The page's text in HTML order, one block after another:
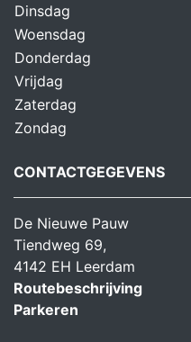
Dinsdag
Woensdag
Donderdag
Vrijdag
Zaterdag
Zondag
CONTACTGEGEVENS
De Nieuwe Pauw
Tiendweg 69,
4142 EH Leerdam
Routebeschrijving
Parkeren